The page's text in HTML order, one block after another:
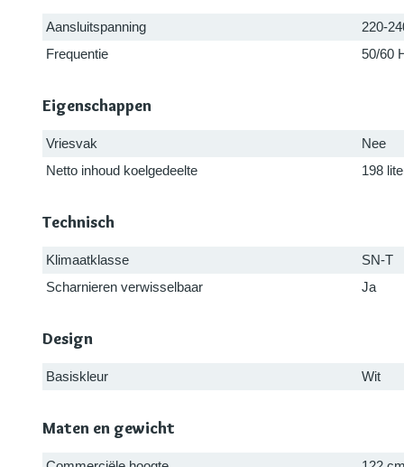
Aansluitspanning
220-
Frequentie
50/60
Eigenschappen
Vriesvak
Nee
Netto inhoud koelgedeelte
198
Technisch
Klimaatklasse
SN-T
Scharnieren verwisselbaar
Ja
Design
Basiskleur Wit
Maten en gewicht